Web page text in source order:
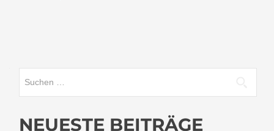
NEUESTE BEITRÄGE